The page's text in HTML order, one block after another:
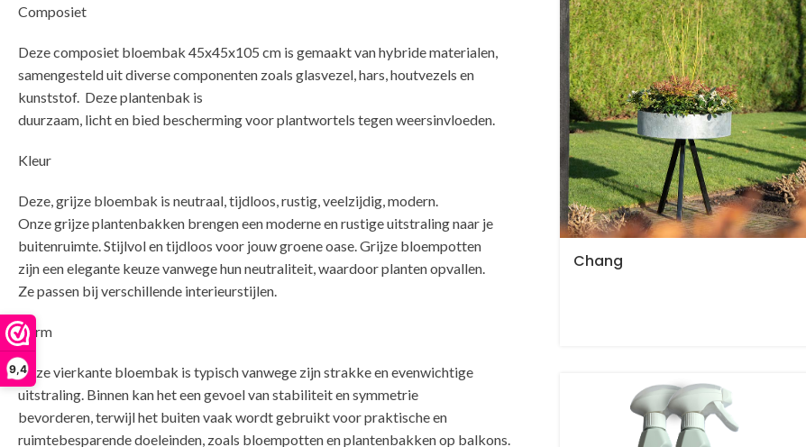
9,4
Composiet
Deze composiet bloembak 45x45x105 cm is gemaakt van hybride materialen,
samengesteld uit diverse componenten zoals glasvezel, hars, houtvezels en
kunststof. Deze plantenbak is
duurzaam, licht en bied bescherming voor plantwortels tegen weersinvloeden.
Kleur
Deze, grijze bloembak is neutraal, tijdloos, rustig, veelzijdig, modern.
Onze grijze plantenbakken brengen een moderne en rustige uitstraling naar je
buitenruimte. Stijlvol en tijdloos voor jouw groene oase. Grijze bloempotten
zijn een elegante keuze vanwege hun neutraliteit, waardoor planten opvallen.
Ze passen bij verschillende interieurstijlen.
Vorm
Deze vierkante bloembak is typisch vanwege zijn strakke en evenwichtige
uitstraling. Binnen kan het een gevoel van stabiliteit en symmetrie
bevorderen, terwijl het buiten vaak wordt gebruikt voor praktische en
ruimtebesparende doeleinden, zoals bloempotten en plantenbakken op balkons.
Chang